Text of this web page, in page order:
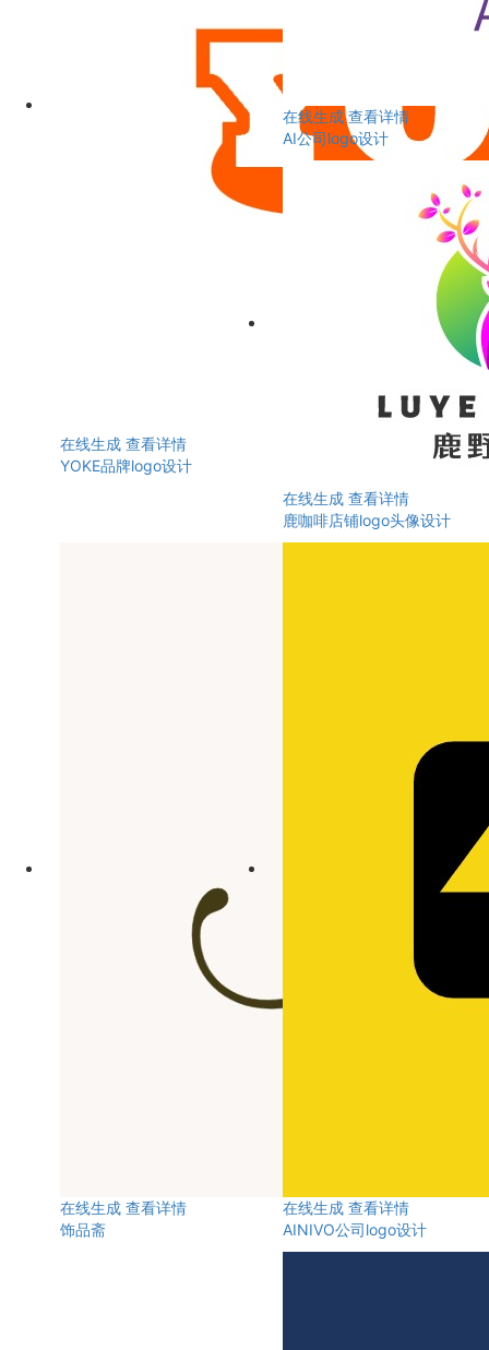
在线生成 查看详情
YOKE品牌logo设计
在线生成 查看详情
AI公司logo设计
在线生成 查看详情
鹿咖啡店铺logo头像设计
在线生成 查看详情
饰品斋
在线生成 查看详情
AINIVO公司logo设计